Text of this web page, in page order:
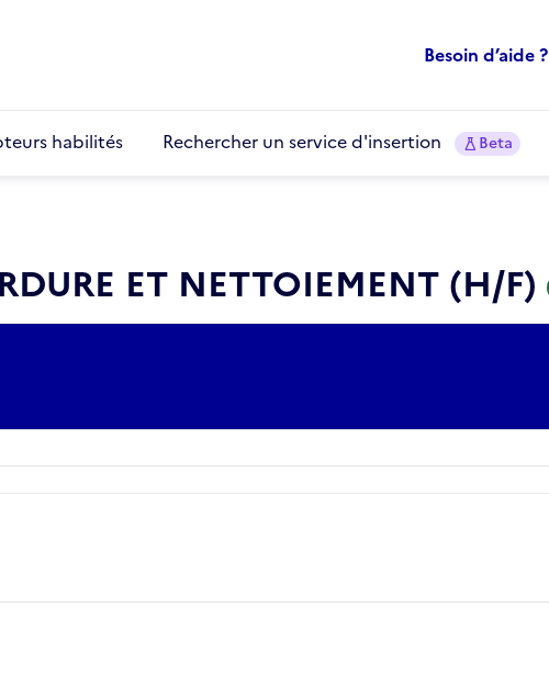
Besoin d’aide ?
habilités Rechercher un service d'insertion Beta
ET NETTOIEMENT (H/F)